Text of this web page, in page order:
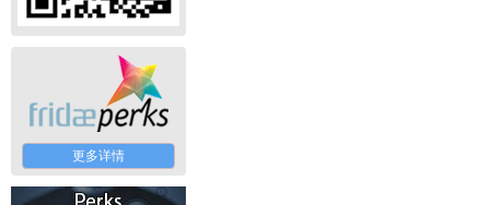
更多详情